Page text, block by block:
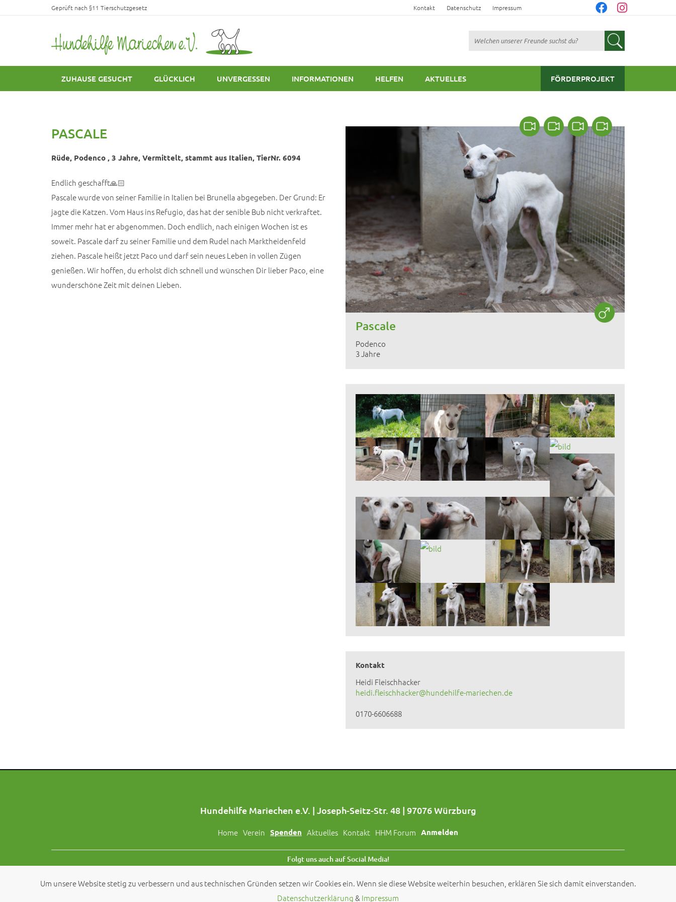
Geprüft nach §11 Tierschutzgesetz Kontakt Datenschutz Impressum
Suchen
ZUHAUSE GESUCHT GLÜCKLICH UNVERGESSEN INFORMATIONEN HELFEN AKTUELLES FÖRDERPROJEKT
PASCALE
Rüde, Podenco , 3 Jahre, Vermittelt, stammt aus Italien, TierNr. 6094
Endlich geschafft🙏🏻
Pascale wurde von seiner Familie in Italien bei Brunella abgegeben. Der Grund: Er
jagte die Katzen. Vom Haus ins Refugio, das hat der senible Bub nicht verkraftet.
Immer mehr hat er abgenommen. Doch endlich, nach einigen Wochen ist es
soweit. Pascale darf zu seiner Familie und dem Rudel nach Marktheidenfeld
ziehen. Pascale heißt jetzt Paco und darf sein neues Leben in vollen Zügen
genießen. Wir hoffen, du erholst dich schnell und wünschen Dir lieber Paco, eine
wunderschöne Zeit mit deinen Lieben.
Pascale
Podenco
3 Jahre
Kontakt
Heidi Fleischhacker
heidi.fleischhacker@hundehilfe-mariechen.de
0170-6606688
Hundehilfe Mariechen e.V. | Joseph-Seitz-Str. 48 | 97076 Würzburg
Home Verein Spenden Aktuelles Kontakt HHM Forum Anmelden
Folgt uns auch auf Social Media!
© 2026 byHundehilfe Mariechen e.V.
Um unsere Website stetig zu verbessern und aus technischen Gründen setzen wir Cookies ein. Wenn sie diese Website weiterhin besuchen, erklären Sie sich damit einverstanden.
Datenschutzerklärung& Impressum